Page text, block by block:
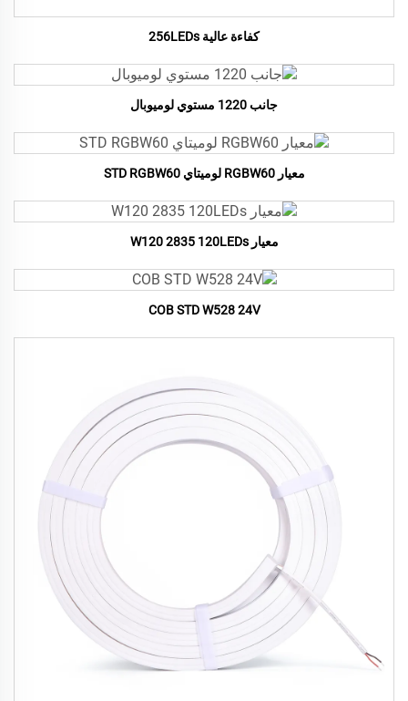
كفاءة عالية 256LEDs
جانب 1220 مستوي لوميوبال
معيار RGBW60 لوميتاي STD RGBW60
معيار W120 2835 120LEDs
COB STD W528 24V